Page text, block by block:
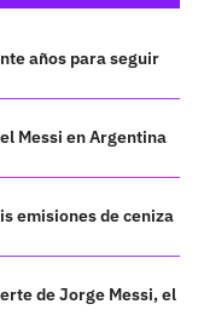
años para seguir
Messi en Argentina
emisiones de ceniza
de Jorge Messi, el